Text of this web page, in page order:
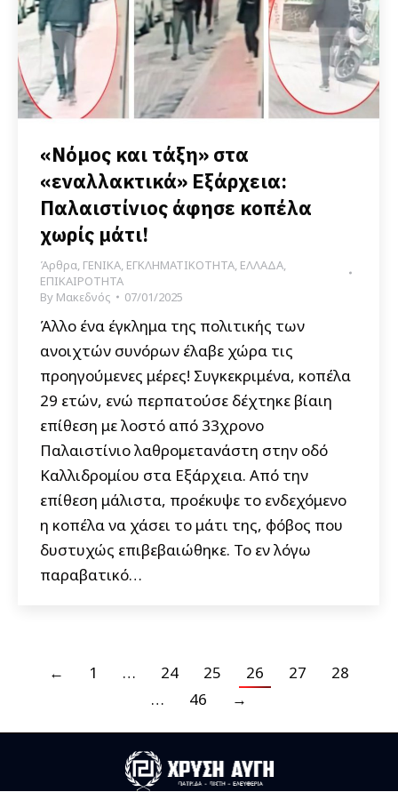
«Νόμος και τάξη» στα
«εναλλακτικά» Εξάρχεια:
Παλαιστίνιος άφησε κοπέλα
χωρίς μάτι!
Άρθρα, ΓΕΝΙΚΑ, ΕΓΚΛΗΜΑΤΙΚΟΤΗΤΑ, ΕΛΛΑΔΑ,
ΕΠΙΚΑΙΡΟΤΗΤΑ
By Μακεδνός 07/01/2025
Άλλο ένα έγκλημα της πολιτικής των
ανοιχτών συνόρων έλαβε χώρα τις
προηγούμενες μέρες! Συγκεκριμένα, κοπέλα
29 ετών, ενώ περπατούσε δέχτηκε βίαιη
επίθεση με λοστό από 33χρονο
Παλαιστίνιο λαθρομετανάστη στην οδό
Καλλιδρομίου στα Εξάρχεια. Από την
επίθεση μάλιστα, προέκυψε το ενδεχόμενο
η κοπέλα να χάσει το μάτι της, φόβος που
δυστυχώς επιβεβαιώθηκε. Το εν λόγω
παραβατικό…
← 1 … 24 25 26 27
28
…
46 →